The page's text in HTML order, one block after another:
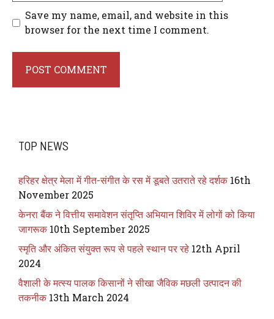
Save my name, email, and website in this
browser for the next time I comment.
TOP NEWS
हरिहर क्षेत्र मेला में गीत-संगीत के रस में डूबते उतराते रहे दर्शक 16th
November 2025
केनरा बैंक ने वित्तीय समावेशन संतृप्ति अभियान शिविर में लोगों को किया
जागरूक 10th September 2025
स्मृति और अंकित संयुक्त रूप से पहले स्थान पर रहे 12th April
2024
वैशाली के मत्स्य पालक किसानों ने सीखा जैविक मछली उत्पादन की
तकनीक 13th March 2024